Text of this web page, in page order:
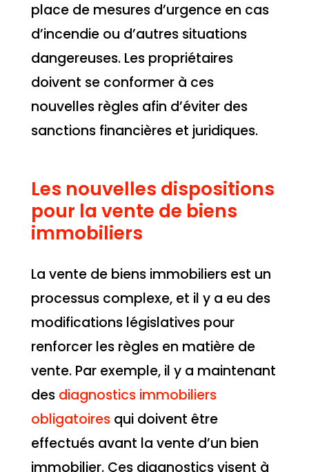
place de mesures d’urgence en cas
d’incendie ou d’autres situations
dangereuses. Les propriétaires
doivent se conformer à ces
nouvelles règles afin d’éviter des
sanctions financières et juridiques.
Les nouvelles dispositions
pour la vente de biens
immobiliers
La vente de biens immobiliers est un
processus complexe, et il y a eu des
modifications législatives pour
renforcer les règles en matière de
vente. Par exemple, il y a maintenant
des diagnostics immobiliers
obligatoiresqui doivent être
effectués avant la vente d’un bien
immobilier. Ces diagnostics visent à